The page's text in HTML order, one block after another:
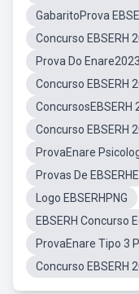
GabaritoProva
Concurso EBSERH
Prova Do
Concurso EBSERH
ConcursosEBSERH
Concurso EBSERH
ProvaEnare
Provas De
Logo EBSERHPNG
EBSERH Concurso
ProvaEnare Tipo 3
Concurso EBSERH